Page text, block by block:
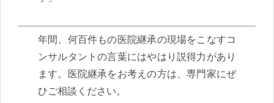
年間、何百件もの医院継承の現場をこなすコ
ンサルタントの言葉にはやはり説得力があり
ます。医院継承をお考えの方は、専門家にぜ
ひご相談ください。